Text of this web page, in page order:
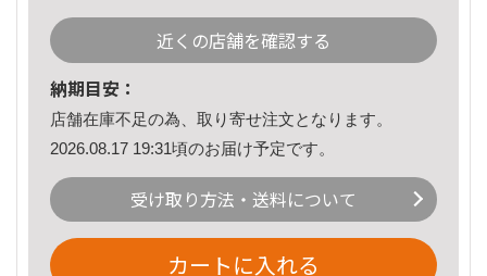
近くの店舗を確認する
納期目安：
店舗在庫不足の為、取り寄せ注文となります。
2026.08.17 19:31頃のお届け予定です。
受け取り方法・送料について
カートに入れる